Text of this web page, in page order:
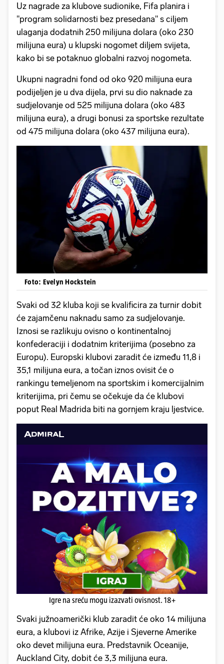
Uz nagrade za klubove sudionike, Fifa planira i
"program solidarnosti bez presedana" s ciljem
ulaganja dodatnih 250 milijuna dolara (oko 230
milijuna eura) u klupski nogomet diljem svijeta,
kako bi se potaknuo globalni razvoj nogometa.
Ukupni nagradni fond od oko 920 milijuna eura
podijeljen je u dva dijela, prvi su dio naknade za
sudjelovanje od 525 milijuna dolara (oko 483
milijuna eura), a drugi bonusi za sportske rezultate
od 475 milijuna dolara (oko 437 milijuna eura).
Foto: Evelyn Hockstein
Svaki od 32 kluba koji se kvalificira za turnir dobit
će zajamčenu naknadu samo za sudjelovanje.
Iznosi se razlikuju ovisno o kontinentalnoj
konfederaciji i dodatnim kriterijima (posebno za
Europu). Europski klubovi zaradit će između 11,8 i
35,1 milijuna eura, a točan iznos ovisit će o
rankingu temeljenom na sportskim i komercijalnim
kriterijima, pri čemu se očekuje da će klubovi
poput Real Madrida biti na gornjem kraju ljestvice.
Igre na sreću mogu izazvati ovisnost. 18+
Svaki južnoamerički klub zaradit će oko 14 milijuna
eura, a klubovi iz Afrike, Azije i Sjeverne Amerike
oko devet milijuna eura. Predstavnik Oceanije,
Auckland City, dobit će 3,3 milijuna eura.